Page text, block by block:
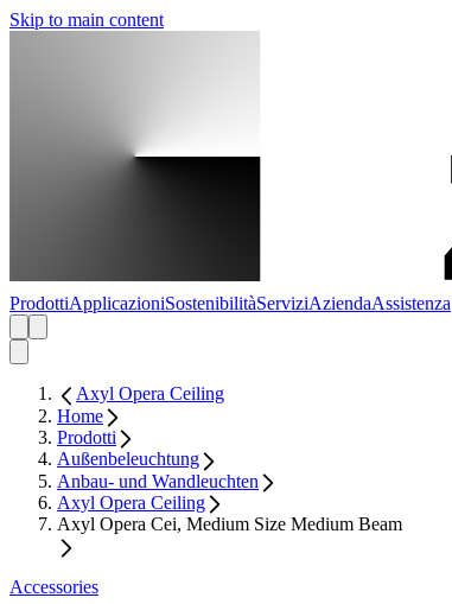
Skip to main content
ProdottiApplicazioniSostenibilitàServiziAziendaAssistenza
Axyl Opera Ceiling
Home
Prodotti
Außenbeleuchtung
Anbau- und Wandleuchten
Axyl Opera Ceiling
Axyl Opera Cei, Medium Size Medium Beam
Accessories